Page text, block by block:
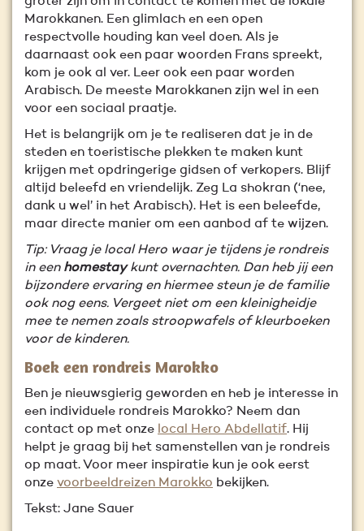
Marokkanen. Een glimlach en een open
respectvolle houding kan veel doen. Als je
daarnaast ook een paar woorden Frans spreekt,
kom je ook al ver. Leer ook een paar worden
Arabisch. De meeste Marokkanen zijn wel in een
voor een sociaal praatje.
Het is belangrijk om je te realiseren dat je in de
steden en toeristische plekken te maken kunt
krijgen met opdringerige gidsen of verkopers. Blijf
altijd beleefd en vriendelijk. Zeg La shokran (‘nee,
dank u wel’ in het Arabisch). Het is een beleefde,
maar directe manier om een aanbod af te wijzen.
Tip: Vraag je local Hero waar je tijdens je rondreis
in een homestaykunt overnachten. Dan heb jij een
bijzondere ervaring en hiermee steun je de familie
ook nog eens. Vergeet niet om een kleinigheidje
mee te nemen zoals stroopwafels of kleurboeken
voor de kinderen.
Boek een rondreis Marokko
Ben je nieuwsgierig geworden en heb je interesse in
een individuele rondreis Marokko? Neem dan
contact op met onze local Hero Abdellatif. Hij
helpt je graag bij het samenstellen van je rondreis
op maat. Voor meer inspiratie kun je ook eerst
onze voorbeeldreizen Marokko bekijken.
Tekst: Jane Sauer